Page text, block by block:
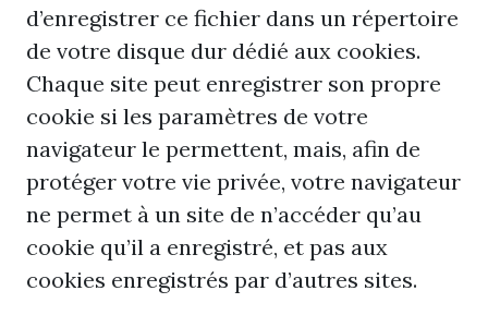
d’enregistrer ce fichier dans un répertoire
de votre disque dur dédié aux cookies.
Chaque site peut enregistrer son propre
cookie si les paramètres de votre
navigateur le permettent, mais, afin de
protéger votre vie privée, votre navigateur
ne permet à un site de n’accéder qu’au
cookie qu’il a enregistré, et pas aux
cookies enregistrés par d’autres sites.